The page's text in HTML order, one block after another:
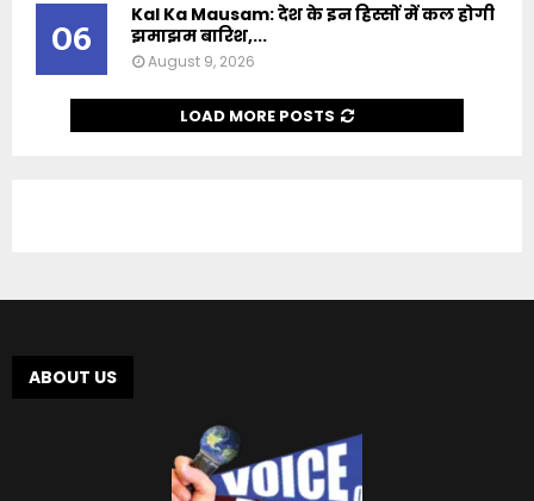
06
Kal Ka Mausam: देश के इन हिस्सों में कल होगी
झमाझम बारिश,...
August 9, 2026
LOAD MORE POSTS
ABOUT US